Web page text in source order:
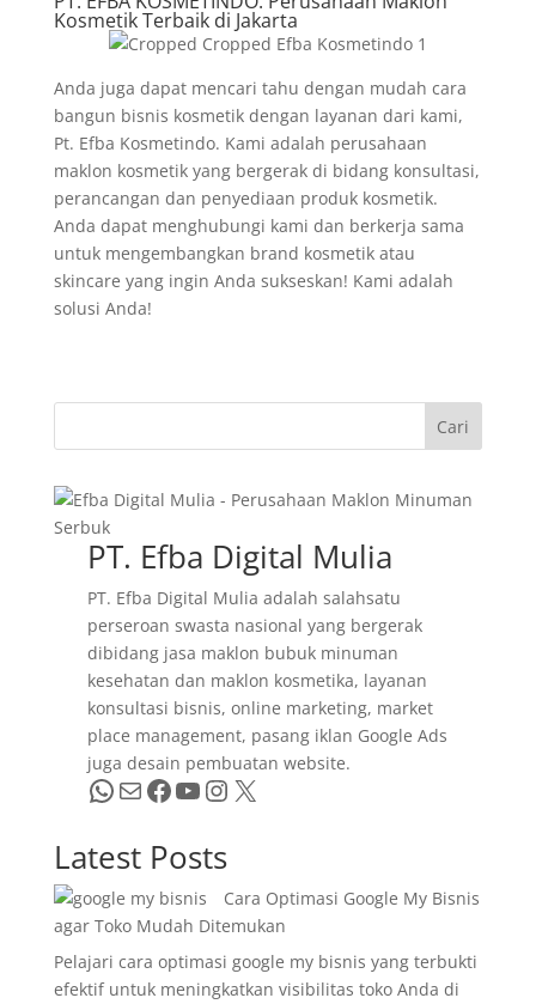
Kosmetik Terbaik di Jakarta
Anda juga dapat mencari tahu dengan mudah cara
bangun bisnis kosmetik dengan layanan dari kami,
Pt. Efba Kosmetindo. Kami adalah perusahaan
maklon kosmetik yang bergerak di bidang konsultasi,
perancangan dan penyediaan produk kosmetik.
Anda dapat menghubungi kami dan berkerja sama
untuk mengembangkan brand kosmetik atau
skincare yang ingin Anda sukseskan! Kami adalah
solusi Anda!
Cari
PT. Efba Digital Mulia
PT. Efba Digital Mulia adalah salahsatu
perseroan swasta nasional yang bergerak
dibidang jasa maklon bubuk minuman
kesehatan dan maklon kosmetika, layanan
konsultasi bisnis, online marketing, market
place management, pasang iklan Google Ads
juga desain pembuatan website.
WhatsApp Mail Facebook YouTube InstagramX
Latest Posts
Cara Optimasi Google My Bisnis
agar Toko Mudah Ditemukan
Pelajari cara optimasi google my bisnis yang terbukti
efektif untuk meningkatkan visibilitas toko Anda di